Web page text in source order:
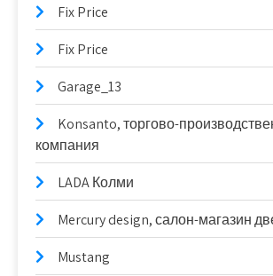
Fix Price
Fix Price
Garage_13
Konsanto, торгово-
компания
LADA Колми
Mercury design, салон-магазин
Mustang